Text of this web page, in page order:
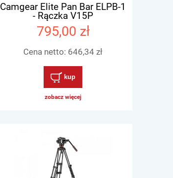
Camgear Elite Pan Bar ELPB-1
- Rączka V15P
795,00 zł
Cena netto: 646,34 zł
kup
zobacz więcej